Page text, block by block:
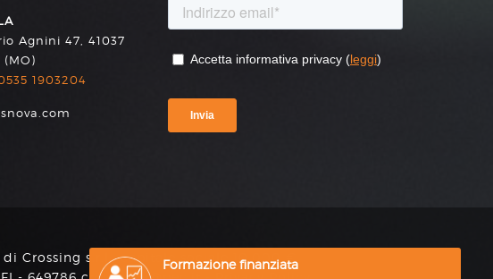
Agnini 47, 41037
1903204
Crossing s.r.l., capitale sociale 10.000 € -